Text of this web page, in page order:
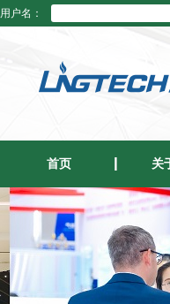
用户名：
首页 关